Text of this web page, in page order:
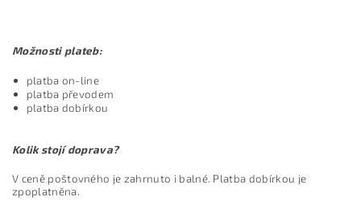
Možnosti plateb:
platba on-line
platba převodem
platba dobírkou
Kolik stojí doprava?
V ceně poštovného je zahrnuto i balné. Platba dobírkou je
zpoplatněna.